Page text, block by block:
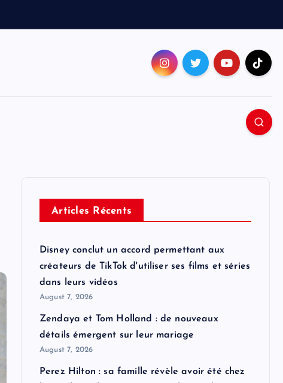
Articles Récents
Disney conclut un accord permettant aux
créateurs de TikTok d'utiliser ses films et séries
dans leurs vidéos
August 7, 2026
Zendaya et Tom Holland : de nouveaux
détails émergent sur leur mariage
August 7, 2026
Perez Hilton : sa famille révèle avoir été chez